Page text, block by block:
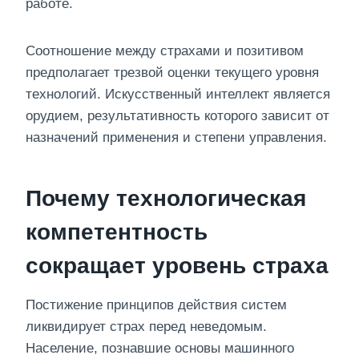
работе.
Соотношение между страхами и позитивом
предполагает трезвой оценки текущего уровня
технологий. Искусственный интеллект является
орудием, результативность которого зависит от
назначений применения и степени управления.
Почему технологическая
компетентность
сокращает уровень страха
Постижение принципов действия систем
ликвидирует страх перед неведомым.
Население, познавшие основы машинного